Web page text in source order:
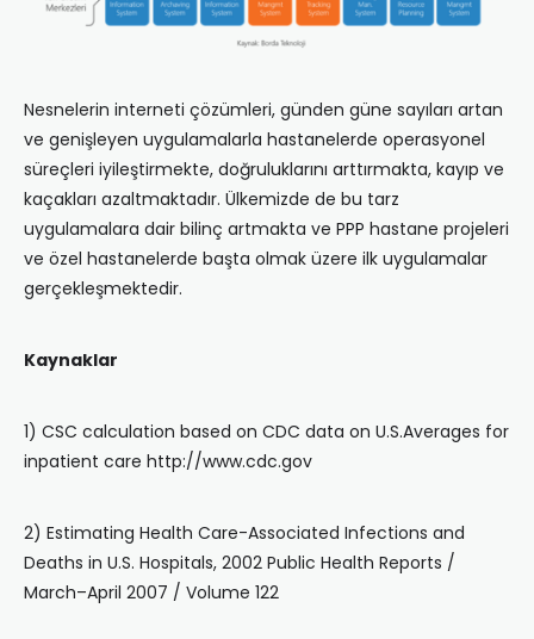
Nesnelerin interneti çözümleri, günden güne sayıları artan
ve genişleyen uygulamalarla hastanelerde operasyonel
süreçleri iyileştirmekte, doğruluklarını arttırmakta, kayıp ve
kaçakları azaltmaktadır. Ülkemizde de bu tarz
uygulamalara dair bilinç artmakta ve PPP hastane projeleri
ve özel hastanelerde başta olmak üzere ilk uygulamalar
gerçekleşmektedir.
Kaynaklar
1) CSC calculation based on CDC data on U.S.Averages for
inpatient care http://www.cdc.gov
2) Estimating Health Care-Associated Infections and
Deaths in U.S. Hospitals, 2002 Public Health Reports /
March–April 2007 / Volume 122